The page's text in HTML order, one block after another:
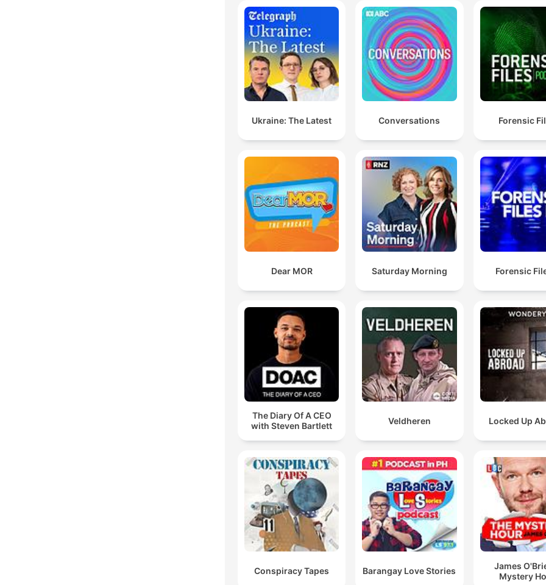
00:22:04 · Estas son las últimas palabras atribuidas al padre
Andreu antes de su fallecimiento tras su experiencia en
Garabandal.
Entonces, cuando la ciencia dice una curación
inexplicada, y bueno, la religión dice milagro.
tienen una explicación médica clara.
Hay una cuestión que es ineludible, ¿cómo hacer que
una persona o la mente de una persona cree que se
está curando? Y hay un elemento que todos conocéis
en el ámbito médico que es el efecto placebo.
00:43:31 · El entrevistado introduce el concepto del efecto
placebo como un factor clave en la influencia de la mente
la recuperación física.
que lo tenemos consolidado, que se ha comido el
hueso, que ha destruido el hueso, ha desaparecido y
recompuesto totalmente la cadera. ¿Eso cómo se
explica? Yo no lo sé.
00:53:25 · Se plantea la imposibilidad científica de explicar la
desaparición del tumor y la reconstrucción ósea.
Ukraine: The Latest Conversations Forensic
Dear MOR Saturday Morning Forensic
The Diary Of A CEO
with Steven Bartlett
Veldheren Locked Up
Conspiracy Tapes Barangay Love Stories
James
Mystery